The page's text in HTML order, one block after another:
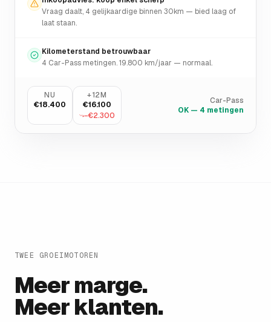
Vraag daalt, 4 gelijkaardige binnen 30km — bied laag of
laat staan.
Kilometerstand betrouwbaar
4 Car-Pass metingen. 19.800 km/jaar — normaal.
NU
€18.400
+12M
€16.100
−€2.300
Car-Pass
OK — 4 metingen
TWEE GROEIMOTOREN
Meer marge.
Meer klanten.